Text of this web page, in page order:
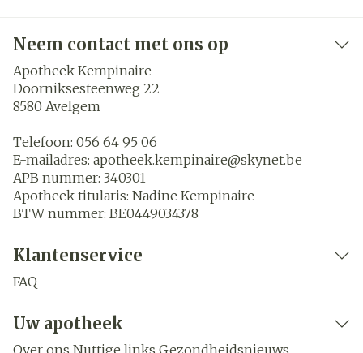
Neem contact met ons op
Apotheek Kempinaire
Doorniksesteenweg 22
8580 Avelgem
Telefoon: 056 64 95 06
E-mailadres: apotheek.kempinaire@skynet.be
APB nummer: 340301
Apotheek titularis: Nadine Kempinaire
BTW nummer: BE0449034378
Klantenservice
FAQ
Uw apotheek
Over ons Nuttige links Gezondheidsnieuws